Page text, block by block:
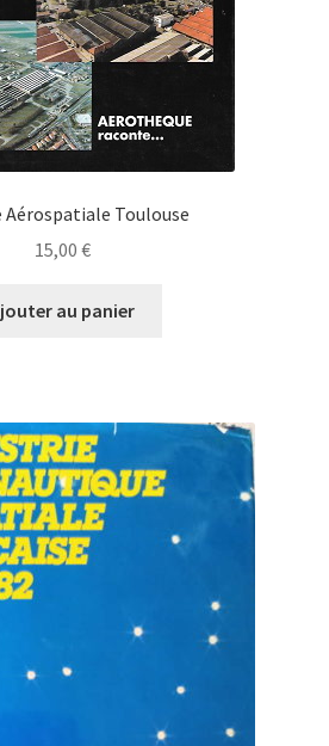
Toulouse
15,00 €
au panier